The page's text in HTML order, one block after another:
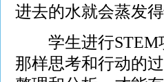
进去的水就会蒸发
学生进行STEM
那样思考和行动的